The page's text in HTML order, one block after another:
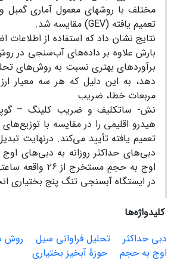
مختلف با روش­های معمول آماری گمبل
تعمیم یافته (GEV) مقایسه شد.
نتایج نشان داد که استفاده از اطلاعات
بارش علاوه بر داده‌های آب‌سنجی در
برآوردهای بهتری نسبت به روش‌های
دهد، به این دلیل که هر سه معیار
مربعات خطا، ضریب
نش- ساتکلیف و ضریب کلینگ –
هیدرو اقلیمی را در مقایسه با
تعمیم یافته تأیید می‌کند. درنهایت
دبی‌های حداکثر روزانه به دبی‌های اوج
اوج به حجمِ
در ایستگاه آبسنجی تنگ پنج بختیاری
کلیدواژه‌ها
دبی حداکثر
تحلیل فراوانی سیل روش
اوج به حجم
حوزۀ آبخیز بختیاری